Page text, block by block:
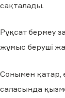
сақталады.
Рұқсат бермеу
жұмыс беруші
Сонымен қатар,
саласында